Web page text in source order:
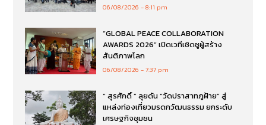
06/08/2026 8:11 pm
“GLOBAL PEACE COLLABORATION
AWARDS 2026” เปิดเวทีเชิดชูผู้สร้าง
สันติภาพโลก
06/08/2026 7:37 pm
“ สุรศักดิ์ ” ลุยดัน “วัดปราสาทภูฝ้าย” สู่
แหล่งท่องเที่ยวมรดกวัฒนธรรม ยกระดับ
เศรษฐกิจชุมชน